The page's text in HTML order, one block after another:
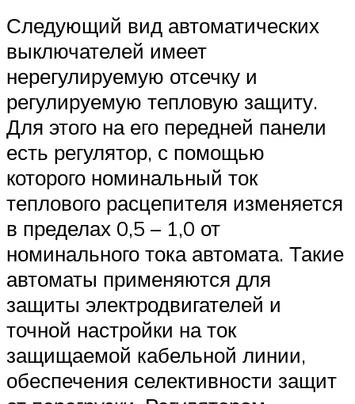
Следующий вид автоматических
выключателей имеет
нерегулируемую отсечку и
регулируемую тепловую защиту.
Для этого на его передней панели
есть регулятор, с помощью
которого номинальный ток
теплового расцепителя изменяется
в пределах 0,5 – 1,0 от
номинального тока автомата. Такие
автоматы применяются для
защиты электродвигателей и
точной настройки на ток
защищаемой кабельной линии,
обеспечения селективности защит